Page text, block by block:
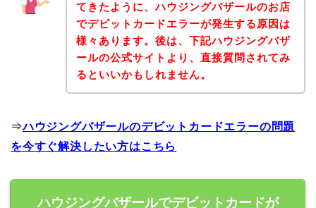
てきたように、ハウジングバザールのお店
でデビットカードエラーが発生する原因は
様々あります。後は、下記ハウジングバザ
ールの公式サイトより、直接質問されてみ
るといいかもしれません。
⇒ハウジングバザールのデビットカードエラーの問題
を今すぐ解決したい方はこちら
ハウジングバザールでデビットカードが